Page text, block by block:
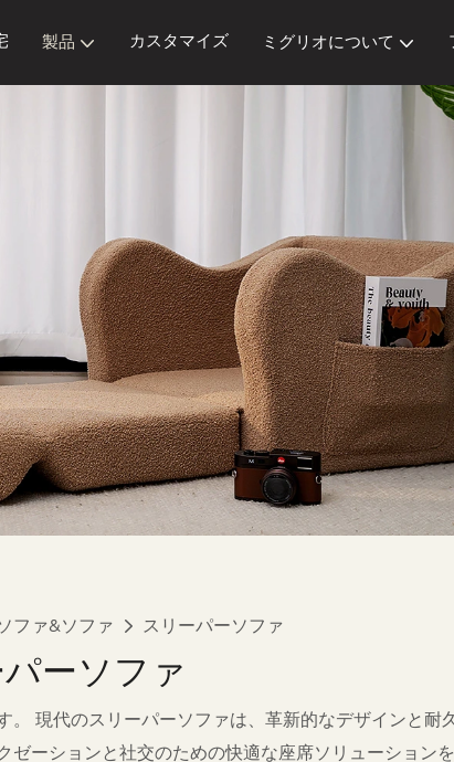
製品 カスタマイズ ミグリオについて
ファ&ソファ スリーパーソファ
ーソファ
現代のスリーパーソファは、革新的なデザインと耐
ーションと社交のための快適な座席ソリューション